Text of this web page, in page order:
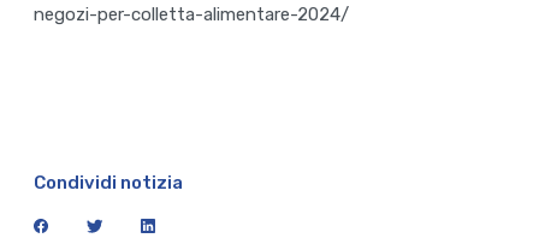
negozi-per-colletta-alimentare-2024/
Condividi notizia
facebook twitter linkedin